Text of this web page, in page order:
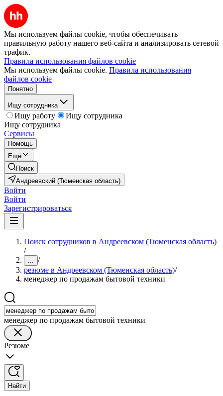
Мы используем файлы cookie, чтобы обеспечивать
правильную работу нашего веб-сайта и анализировать сетевой
трафик.
Правила использования файлов cookie
Мы используем файлы cookie. Правила использования
файлов cookie
Понятно
Ищу сотрудника
Ищу работу
Ищу сотрудника
Ищу сотрудника
Сервисы
Помощь
Ещё
Поиск
Андреевский (Тюменская область)
Войти
Войти
Зарегистрироваться
Поиск сотрудников в Андреевском (Тюменская область)
/
... /
резюме в Андреевском (Тюменская область)/
менеджер по продажам бытовой техники
менеджер по продажам бытовой техники
Резюме
Найти